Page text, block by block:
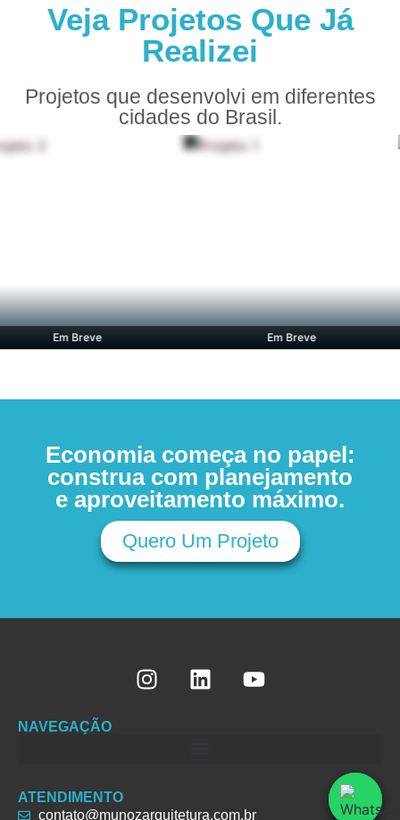
Veja Projetos Que Já
Realizei
Projetos que desenvolvi em diferentes
cidades do Brasil.
Em Breve Em Breve
Economia começa no papel:
construa com planejamento
e aproveitamento máximo.
Quero Um Projeto
NAVEGAÇÃO
ATENDIMENTO
contato@munozarquitetura.com.br